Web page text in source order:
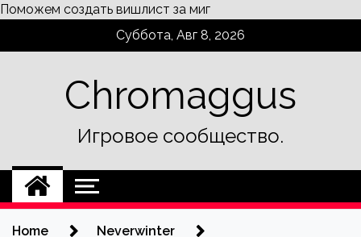
Поможем создать вишлист за миг
Суббота, Авг 8, 2026
Chromaggus
Игровое сообщество.
Home
Neverwinter